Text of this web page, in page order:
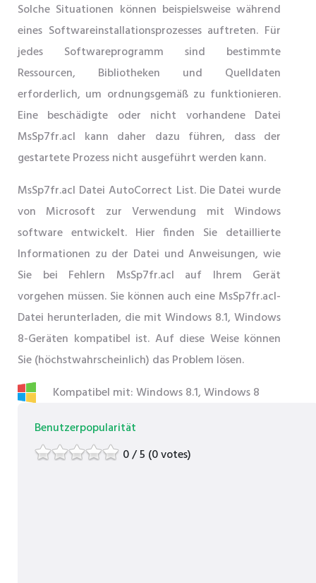
Solche Situationen können beispielsweise während
eines Softwareinstallationsprozesses auftreten. Für
jedes Softwareprogramm sind bestimmte
Ressourcen, Bibliotheken und Quelldaten
erforderlich, um ordnungsgemäß zu funktionieren.
Eine beschädigte oder nicht vorhandene Datei
MsSp7fr.acl kann daher dazu führen, dass der
gestartete Prozess nicht ausgeführt werden kann.
MsSp7fr.acl Datei AutoCorrect List. Die Datei wurde
von Microsoft zur Verwendung mit Windows
software entwickelt. Hier finden Sie detaillierte
Informationen zu der Datei und Anweisungen, wie
Sie bei Fehlern MsSp7fr.acl auf Ihrem Gerät
vorgehen müssen. Sie können auch eine MsSp7fr.acl-
Datei herunterladen, die mit Windows 8.1, Windows
8-Geräten kompatibel ist. Auf diese Weise können
Sie (höchstwahrscheinlich) das Problem lösen.
Kompatibel mit: Windows 8.1, Windows 8
Benutzerpopularität
0 / 5 (0 votes)